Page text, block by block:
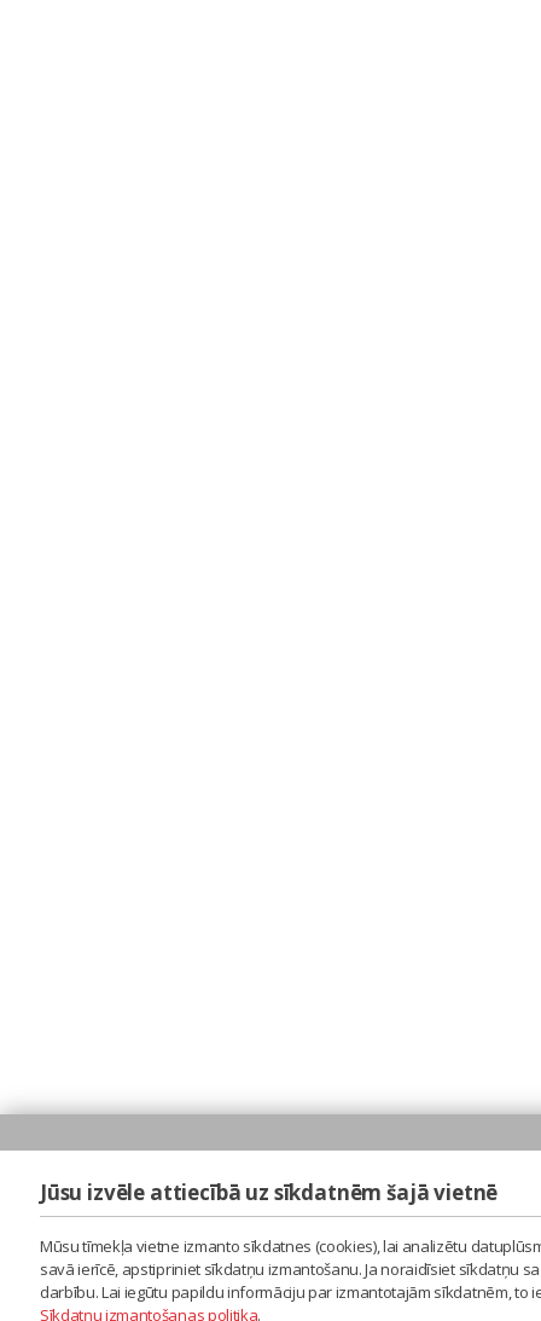
Jūsu izvēle attiecībā uz sīkdatnēm šajā vietnē
Mūsu tīmekļa vietne izmanto sīkdatnes (cookies), lai analizētu
savā ierīcē, apstipriniet sīkdatņu izmantošanu. Ja noraidīsiet sīkdatņu
darbību. Lai iegūtu papildu informāciju par izmantotajām sīkdatnēm,
Sīkdatņu izmantošanas politika.